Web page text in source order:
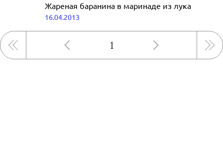
Жареная баранина в маринаде из лука
16.04.2013
1